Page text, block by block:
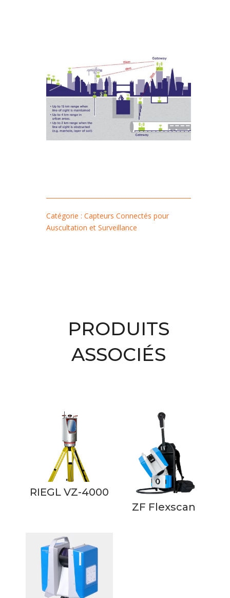
Catégorie : Capteurs Connectés pour
Auscultation et Surveillance
PRODUITS
ASSOCIÉS
RIEGL VZ-4000
ZF Flexscan